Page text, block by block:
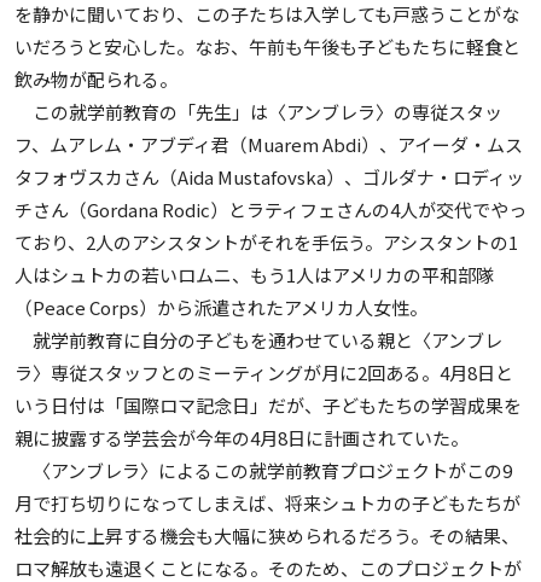
を静かに聞いており、この子たちは入学しても戸惑うことがな
いだろうと安心した。なお、午前も午後も子どもたちに軽食と
飲み物が配られる。
この就学前教育の「先生」は〈アンブレラ〉の専従スタッ
フ、ムアレム・アブディ君（Muarem Abdi）、アイーダ・ムス
タフォヴスカさん（Aida Mustafovska）、ゴルダナ・ロディッ
チさん（Gordana Rodic）とラティフェさんの4人が交代でやっ
ており、2人のアシスタントがそれを手伝う。アシスタントの1
人はシュトカの若いロムニ、もう1人はアメリカの平和部隊
（Peace Corps）から派遣されたアメリカ人女性。
就学前教育に自分の子どもを通わせている親と〈アンブレ
ラ〉専従スタッフとのミーティングが月に2回ある。4月8日と
いう日付は「国際ロマ記念日」だが、子どもたちの学習成果を
親に披露する学芸会が今年の4月8日に計画されていた。
〈アンブレラ〉によるこの就学前教育プロジェクトがこの9
月で打ち切りになってしまえば、将来シュトカの子どもたちが
社会的に上昇する機会も大幅に狭められるだろう。その結果、
ロマ解放も遠退くことになる。そのため、このプロジェクトが